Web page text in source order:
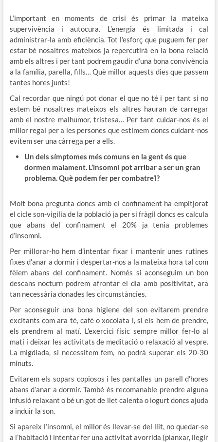
L’important en moments de crisi és primar la mateixa
supervivència i autocura. L’energia és limitada i cal
administrar-la amb eficiència. Tot l’esforç que puguem fer per
estar bé nosaltres mateixos ja repercutirà en la bona relació
amb els altres i per tant podrem gaudir d’una bona convivència
a la família, parella, fills… Què millor aquests dies que passem
tantes hores junts!
Cal recordar que ningú pot donar el que no té i per tant si no
estem bé nosaltres mateixos els altres hauran de carregar
amb el nostre malhumor, tristesa… Per tant cuidar-nos és el
millor regal per a les persones que estimem doncs cuidant-nos
evitem ser una càrrega per a ells.
Un dels símptomes més comuns en la gent és que
dormen malament. L’insomni pot arribar a ser un gran
problema. Què podem fer per combatre’l?
Molt bona pregunta doncs amb el confinament ha empitjorat
el cicle son-vigília de la població ja per si fràgil doncs es calcula
que abans del confinament el 20% ja tenia problemes
d’insomni.
Per millorar-ho hem d’intentar fixar i mantenir unes rutines
fixes d’anar a dormir i despertar-nos a la mateixa hora tal com
fèiem abans del confinament. Només si aconseguim un bon
descans nocturn podrem afrontar el dia amb positivitat, ara
tan necessària donades les circumstàncies.
Per aconseguir una bona higiene del son evitarem prendre
excitants com ara té, cafè o xocolata i, si els hem de prendre,
els prendrem al matí. L’exercici físic sempre millor fer-lo al
matí i deixar les activitats de meditació o relaxació al vespre.
La migdiada, si necessitem fem, no podrà superar els 20-30
minuts.
Evitarem els sopars copiosos i les pantalles un parell d’hores
abans d’anar a dormir. També és recomanable prendre alguna
infusió relaxant o bé un got de llet calenta o iogurt doncs ajuda
a induir la son.
Si apareix l’insomni, el millor és llevar-se del llit, no quedar-se
a l’habitació i intentar fer una activitat avorrida (planxar, llegir